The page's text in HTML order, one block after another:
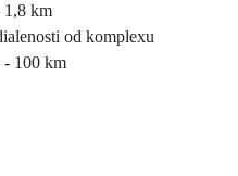
1,8 km
od komplexu
- 100 km